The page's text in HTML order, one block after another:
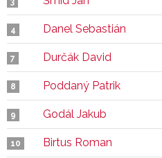
4 Danel Sebastián
7 Durčák David
8 Poddaný Patrik
9 Godál Jakub
10 Birtus Roman